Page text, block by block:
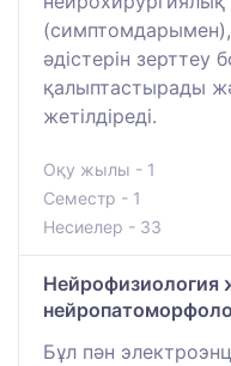
әдістерін зерттеу
қалыптастырады
жетілдіреді.
Оқу жылы - 1
Семестр - 1
Несиелер - 33
Нейрофизиология
Бұл пән